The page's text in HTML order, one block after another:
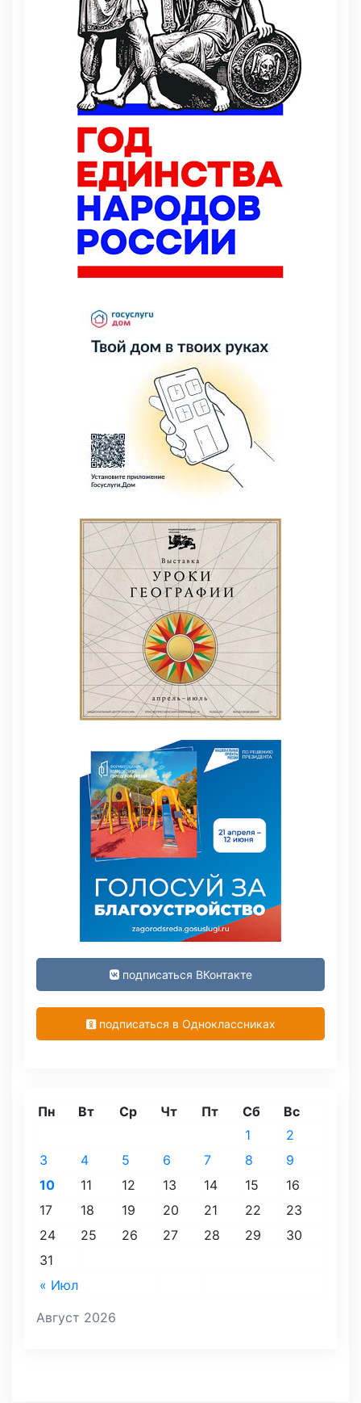
подписаться ВКонтакте
подписаться в Одноклассниках
Август 2026
Пн Вт Ср Чт Пт Сб Вс
« Июл
1
2
3
4 5 6 7 8
9
10
11 12 13 14 15
16
17
18 19 20 21 22
23
24
25 26 27 28 29
30
31